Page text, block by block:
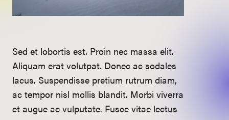
Sed et lobortis est. Proin nec massa elit.
Aliquam erat volutpat. Donec ac sodales
lacus. Suspendisse pretium rutrum diam,
ac tempor nisl mollis blandit. Morbi viverra
et augue ac vulputate. Fusce vitae lectus